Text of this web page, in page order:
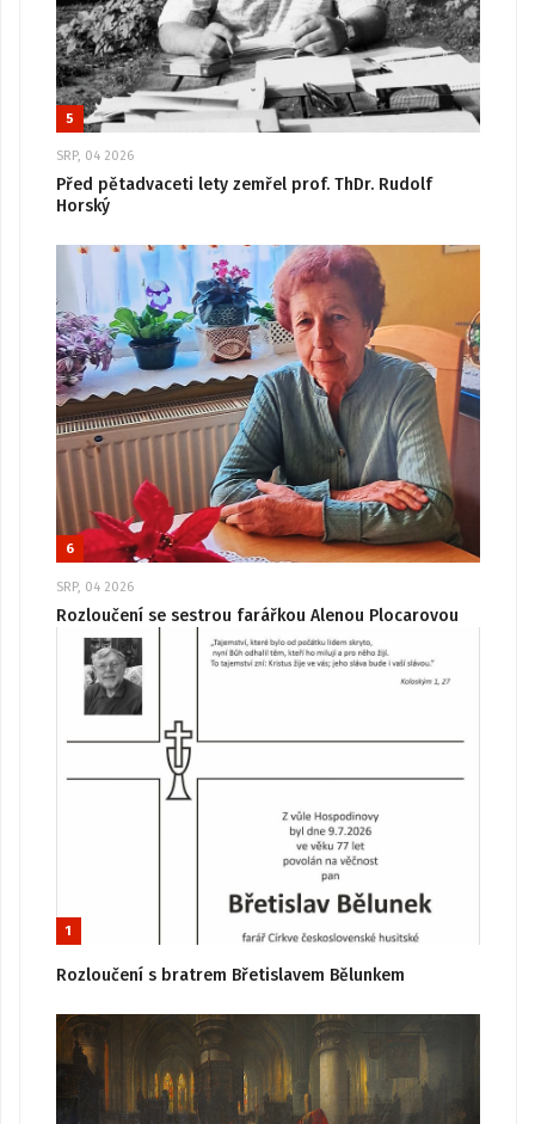
5
SRP, 04 2026
Před pětadvaceti lety zemřel prof. ThDr. Rudolf
Horský
6
SRP, 04 2026
Rozloučení se sestrou farářkou Alenou Plocarovou
1
Rozloučení s bratrem Břetislavem Bělunkem